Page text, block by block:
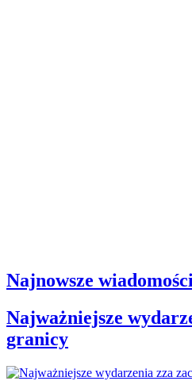
Najnowsze wiadomości
Najważniejsze
granicy